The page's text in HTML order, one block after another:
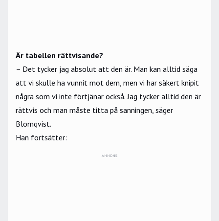
Är tabellen rättvisande?
– Det tycker jag absolut att den är. Man kan alltid säga
att vi skulle ha vunnit mot dem, men vi har säkert knipit
några som vi inte förtjänar också. Jag tycker alltid den är
rättvis och man måste titta på sanningen, säger
Blomqvist.
Han fortsätter:
ANNONS